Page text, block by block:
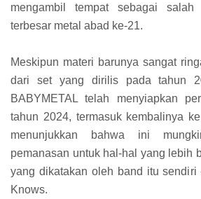
mengambil tempat sebagai
terbesar metal abad ke-21.
Meskipun materi barunya sangat
dari set yang dirilis pada tahun
BABYMETAL telah menyiapkan
tahun 2024, termasuk kembalinya
menunjukkan bahwa ini
pemanasan untuk hal-hal yang lebih
yang dikatakan oleh band itu sendiri
Knows.